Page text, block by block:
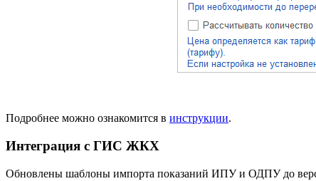
Подробнее можно ознакомится в инструкции.
Интеграция с ГИС ЖКХ
Обновлены шаблоны импорта показаний ИПУ и ОДПУ до